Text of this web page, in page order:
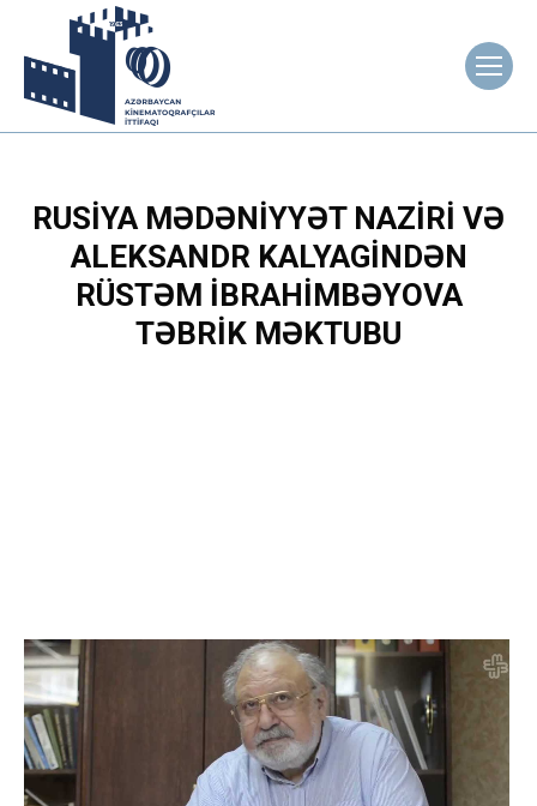
RUSIYA MƏDƏNIYYƏT NAZIRI VƏ
ALEKSANDR KALYAGINDƏN
RÜSTƏM İBRAHIMBƏYOVA
TƏBRIK MƏKTUBU